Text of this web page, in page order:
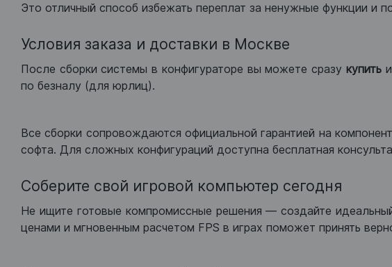
Это отличный способ избежать переплат за ненужные функции и
Условия заказа и доставки в Москве
После сборки системы в конфигураторе вы можете сразу купить
по безналу (для юрлиц).
Все сборки сопровождаются официальной гарантией на
софта. Для сложных конфигураций доступна бесплатная
Соберите свой игровой компьютер сегодня
Не ищите готовые компромиссные решения — создайте
ценами и мгновенным расчетом FPS в играх поможет принять